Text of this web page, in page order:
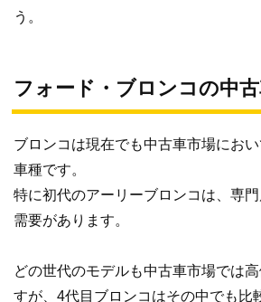
う。
フォード・ブロンコの中
ブロンコは現在でも中古車市場にお
車種です。
特に初代のアーリーブロンコは、専
需要があります。
どの世代のモデルも中古車市場では
すが、4代目ブロンコはその中でも比